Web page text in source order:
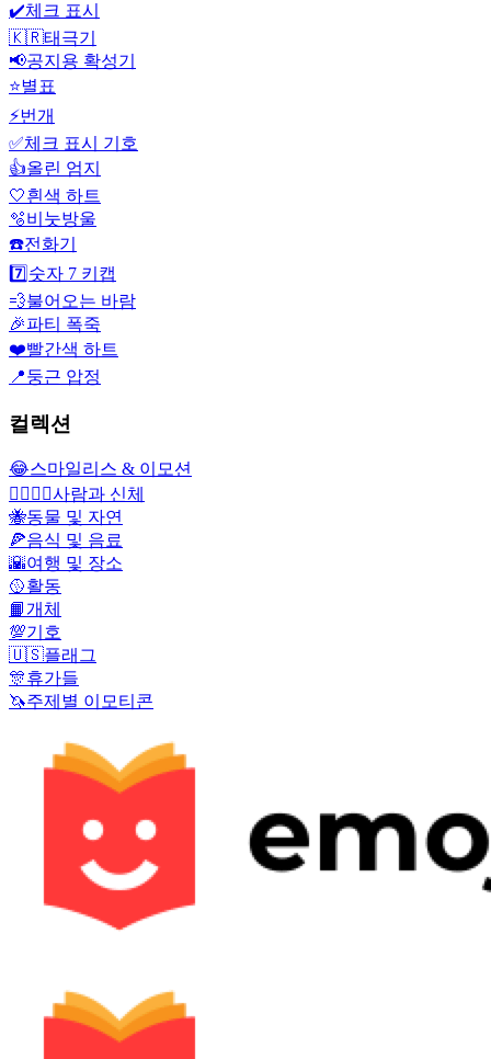
✔️체크 표시
🇰🇷태극기
📢공지용 확성기
⭐별표
⚡번개
✅체크 표시 기호
👍올린 엄지
🤍흰색 하트
🫧비눗방울
☎️전화기
7️⃣ 숫자 7 키캡
💨불어오는 바람
🎉파티 폭죽
❤️빨간색 하트
📍둥근 압정
컬렉션
😂스마일리스 & 이모션
👩‍❤️‍💋‍👨사람과 신체
🐝동물 및 자연
🍕음식 및 음료
🌇여행 및 장소
🥎활동
📙개체
💯기호
🇺🇸플래그
🎊휴가들
🦄주제별 이모티콘